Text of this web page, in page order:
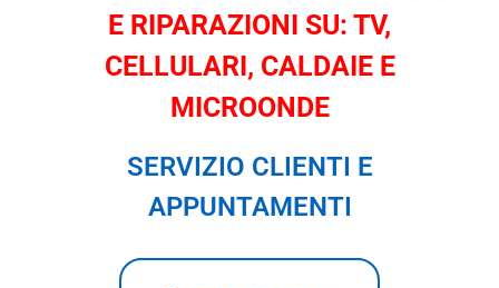
E RIPARAZIONI SU: TV,
CELLULARI, CALDAIE E
MICROONDE
SERVIZIO CLIENTI E
APPUNTAMENTI